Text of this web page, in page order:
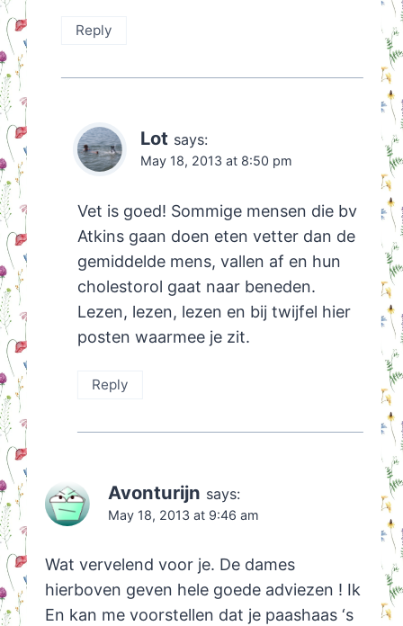
Reply
Lot says:
May 18, 2013 at 8:50 pm
Vet is goed! Sommige mensen die bv
Atkins gaan doen eten vetter dan de
gemiddelde mens, vallen af en hun
cholestorol gaat naar beneden.
Lezen, lezen, lezen en bij twijfel hier
posten waarmee je zit.
Reply
Avonturijn says:
May 18, 2013 at 9:46 am
Wat vervelend voor je. De dames
hierboven geven hele goede adviezen ! Ik
En kan me voorstellen dat je paashaas ‘s